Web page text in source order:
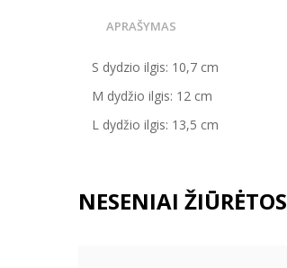
APRAŠYMAS
S dydzio ilgis: 10,7 cm
M dydžio ilgis: 12 cm
L dydžio ilgis: 13,5 cm
NESENIAI ŽIŪRĖTOS